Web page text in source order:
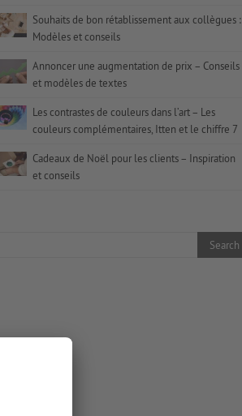
Souhaits de bon rétablissement aux collègues :
Modèles et conseils
Annoncer une augmentation de prix – Conseils
et modèles de textes
Les contrastes de couleurs dans l’art – Les
couleurs complémentaires, Itten et le chiffre 7
Cadeaux de Noël pour les clients – Inspiration
et conseils